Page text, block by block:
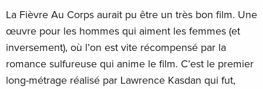
La Fièvre Au Corps aurait pu être un très bon film. Une
œuvre pour les hommes qui aiment les femmes (et
inversement), où l’on est vite récompensé par la
romance sulfureuse qui anime le film. C’est le premier
long-métrage réalisé par Lawrence Kasdan qui fut,